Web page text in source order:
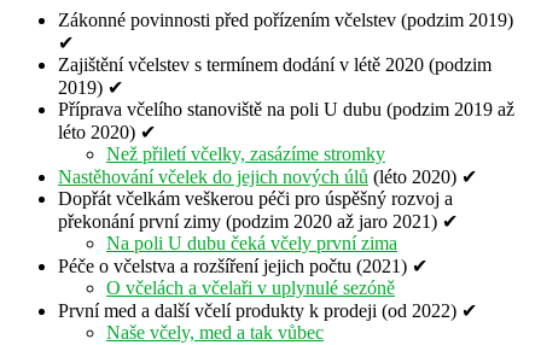
Zákonné povinnosti před pořízením včelstev (podzim 2019)
✔
Zajištění včelstev s termínem dodání v létě 2020 (podzim
2019) ✔
Příprava včelího stanoviště na poli U dubu (podzim 2019 až
léto 2020) ✔
Než přiletí včelky, zasázíme stromky
Nastěhování včelek do jejich nových úlů (léto 2020) ✔
Dopřát včelkám veškerou péči pro úspěšný rozvoj a
překonání první zimy (podzim 2020 až jaro 2021) ✔
Na poli U dubu čeká včely první zima
Péče o včelstva a rozšíření jejich počtu (2021) ✔
O včelách a včelaři v uplynulé sezóně
První med a další včelí produkty k prodeji (od 2022) ✔
Naše včely, med a tak vůbec